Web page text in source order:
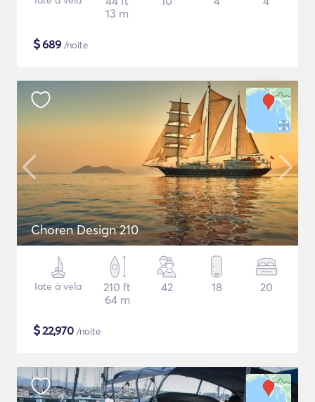
13 m
$689 /noite
Choren Design 210
Iate à vela
210 ft
64 m
42 18 20
$22,970 /noite